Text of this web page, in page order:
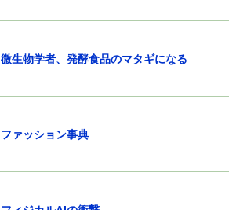
微生物学者、発酵食品のマタギになる
ファッション事典